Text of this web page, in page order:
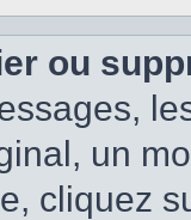
ou
un
cliquez